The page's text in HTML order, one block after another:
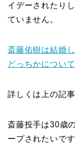
イデーされたり
ていません。
斎藤佑樹は結婚
どっちかについて
詳しくは上の記
斎藤投手は30歳
ープされたいで